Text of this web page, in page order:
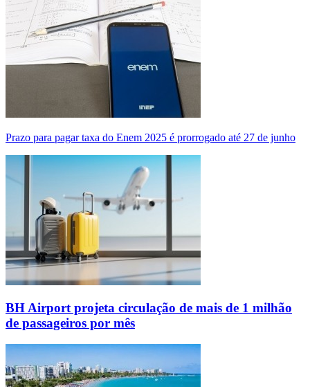
Prazo para pagar taxa do Enem 2025 é prorrogado até 27 de junho
BH Airport projeta circulação de mais de 1 milhão
de passageiros por mês